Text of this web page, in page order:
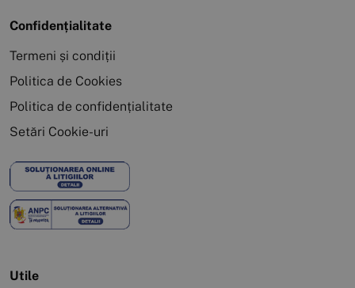
Confidențialitate
Termeni și condiții
Politica de Cookies
Politica de confidențialitate
Setări Cookie-uri
Utile